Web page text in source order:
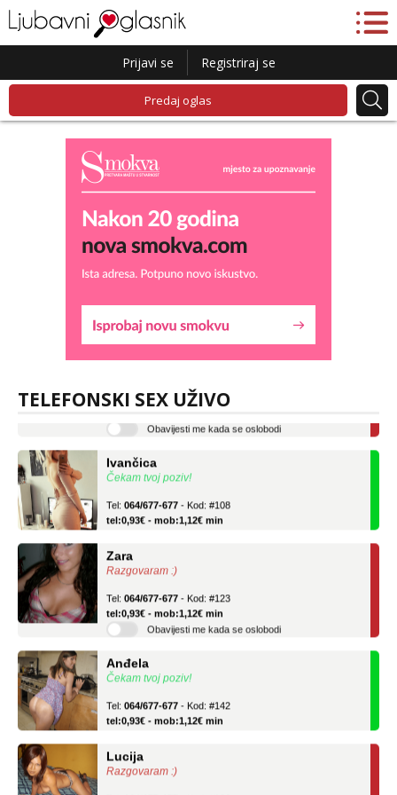
Prijavi se Registriraj se
Predaj oglas
TELEFONSKI SEX UŽIVO
Lucija
Razgovaram :)
tel:0,93€ - mob:1,12€ min
Čekam tvoj poziv!
tel:0,93€ - mob:1,12€ min
Razgovaram :)
tel:0,93€ - mob:1,12€ min
Obavijesti me kada se oslobodi
Čekam tvoj poziv!
tel:0,93€ - mob:1,12€ min
Razgovaram :)